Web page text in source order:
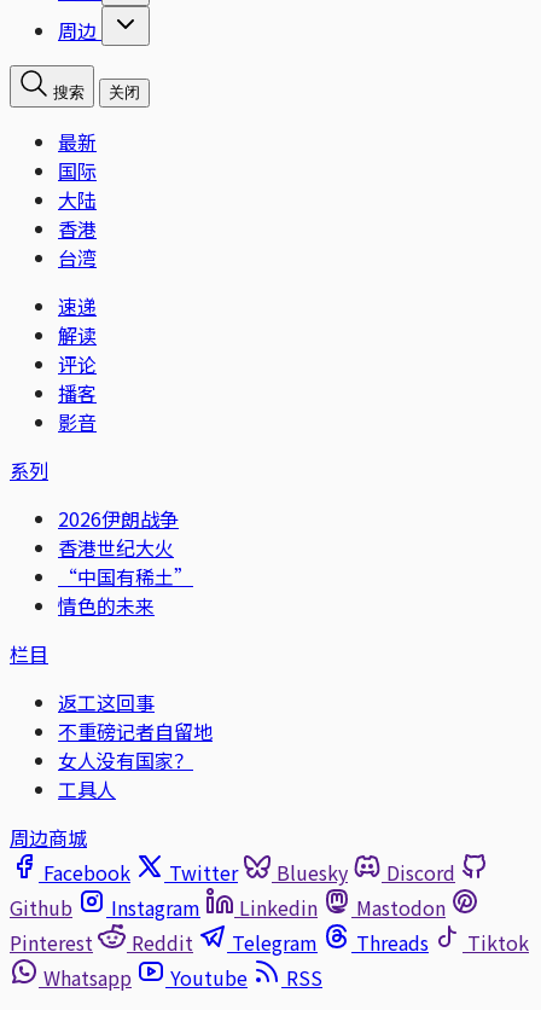
周边
搜索 关闭
最新
国际
大陆
香港
台湾
速递
解读
评论
播客
影音
系列
2026伊朗战争
香港世纪大火
“中国有稀土”
情色的未来
栏目
返工这回事
不重磅记者自留地
女人没有国家？
工具人
周边商城
Facebook
Twitter Bluesky
Discord
Github
Instagram Linkedin
Mastodon
Pinterest
Reddit Telegram Threads
Tiktok
Whatsapp
Youtube
RSS